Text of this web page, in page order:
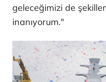
geleceğimizi de
inanıyorum."